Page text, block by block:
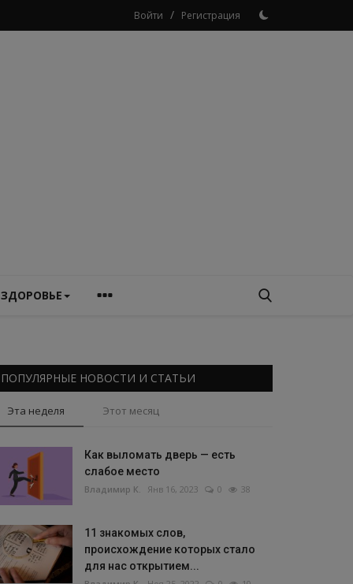
Войти / Регистрация
ЗДОРОВЬЕ
ПОПУЛЯРНЫЕ НОВОСТИ И СТАТЬИ
Эта неделя Этот месяц
Как выломать дверь — есть
слабое место
Владимир К. Янв 16, 2023 0 38
11 знакомых слов,
происхождение которых стало
для нас открытием...